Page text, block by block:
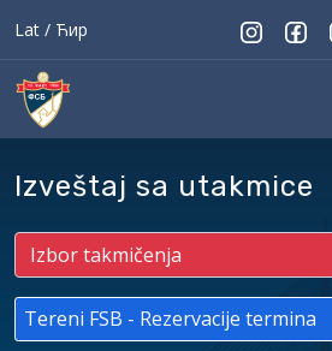
Lat / Ћир
Izveštaj sa utakmice
Tereni FSB - Rezervacije termina